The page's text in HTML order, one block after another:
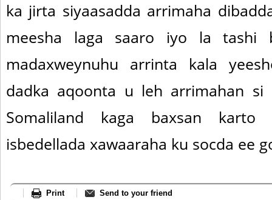
ka jirta siyaasadda arrimaha
meesha laga saaro iyo la tashi
madaxweynuhu arrinta kala
dadka aqoonta u leh arrimahan
Somaliland kaga baxsan
isbedellada xawaaraha ku socda ee
Print Send to your friend